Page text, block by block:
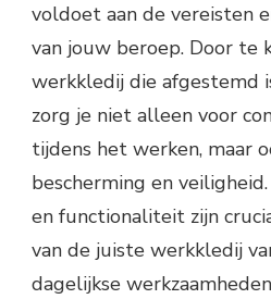
voldoet aan de vereisten
van jouw beroep. Door te
werkkledij die afgestemd
zorg je niet alleen voor
tijdens het werken, maar
bescherming en
en functionaliteit zijn
van de juiste werkkledij
dagelijkse